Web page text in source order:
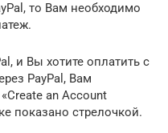
то Вам необходимо
и Вы хотите оплатить с
PayPal, Вам
an Account
показано стрелочкой.